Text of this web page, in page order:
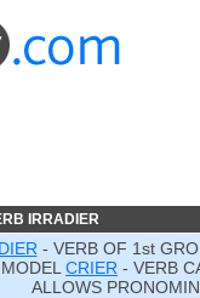
IRRADIER
- VERB OF 1st
MODEL CRIER - VERB
ALLOWS